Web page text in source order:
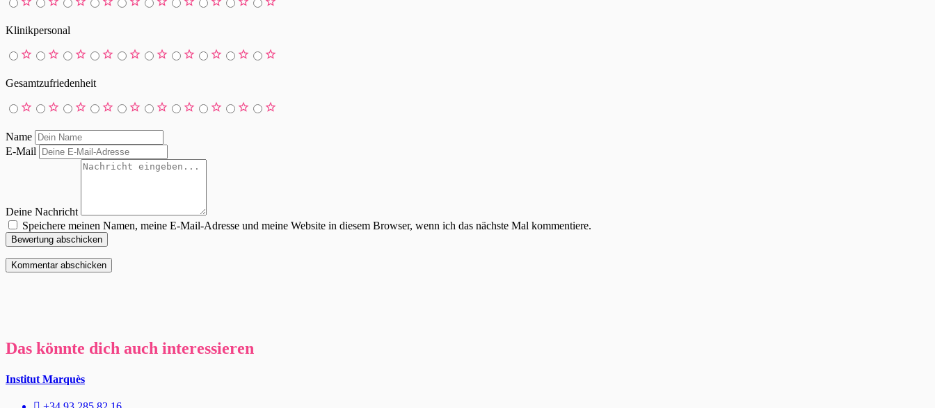
Klinikpersonal
Gesamtzufriedenheit
Name
E-Mail
Deine Nachricht
Speichere meinen Namen, meine E-Mail-Adresse und meine Website in diesem Browser, wenn ich das nächste Mal kommentiere.
Bewertung abschicken
Das könnte dich auch interessieren
Institut Marquès